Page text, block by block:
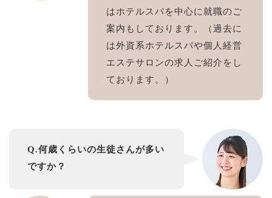
はホテルスパを中心に 就職のご
案内もしております。（過去に
は外資系ホテルスパや個人経営
エステサロンの求人ご紹介をし
ております。）
Q.何歳くらいの生徒さんが多い
ですか？